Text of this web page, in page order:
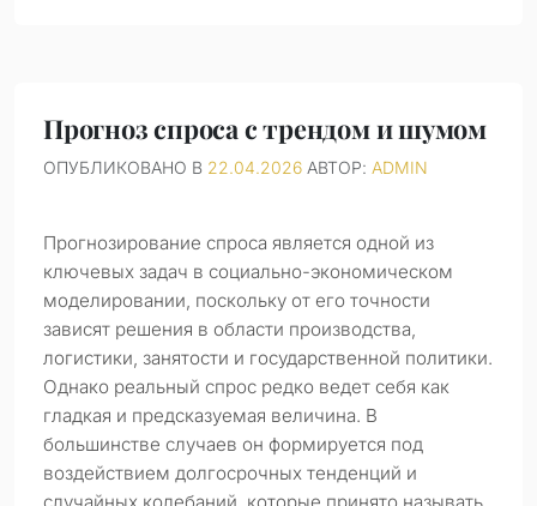
Прогноз спроса с трендом и шумом
ОПУБЛИКОВАНО В 22.04.2026 АВТОР: ADMIN
Прогнозирование спроса является одной из
ключевых задач в социально-экономическом
моделировании, поскольку от его точности
зависят решения в области производства,
логистики, занятости и государственной политики.
Однако реальный спрос редко ведет себя как
гладкая и предсказуемая величина. В
большинстве случаев он формируется под
воздействием долгосрочных тенденций и